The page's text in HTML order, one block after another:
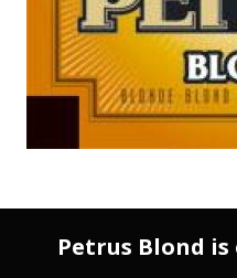
Petrus Blond